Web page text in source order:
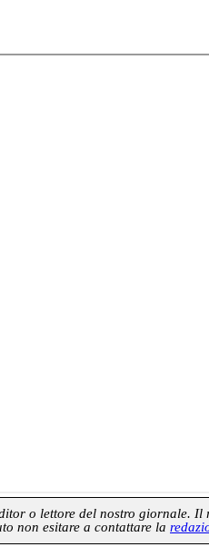
o lettore del nostro giornale. Il
non esitare a contattare la